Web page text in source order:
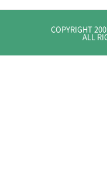
COPYRIGHT
ALL